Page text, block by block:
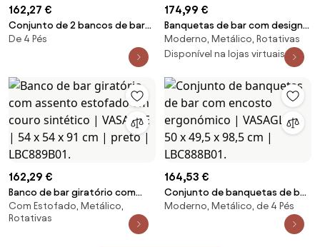
162,27 €
Conjunto de 2 bancos de bar
com encosto | SONGMICS | 38 x
De 4 Pés
174,99 €
Banquetas de bar com design
moderno, assento giratório e
couro sintético | VASAGLE | 56 x
Moderno, Metálico, Rotativas
Disponível na lojas virtuais 2
162,29 €
Banco de bar giratório com
assento estofado em couro
sintético | VASAGLE | 54 x 54 x 91
Com Estofado, Metálico,
Rotativas
164,53 €
Conjunto de banquetas de bar
com encosto ergonómico |
VASAGLE | 50 x 49,5 x 98,5 cm |
Moderno, Metálico, de 4 Pés